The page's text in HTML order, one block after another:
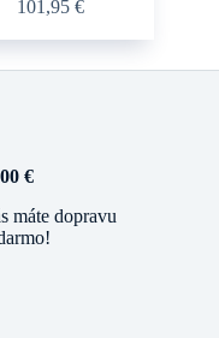
101,95€
€
máte dopravu